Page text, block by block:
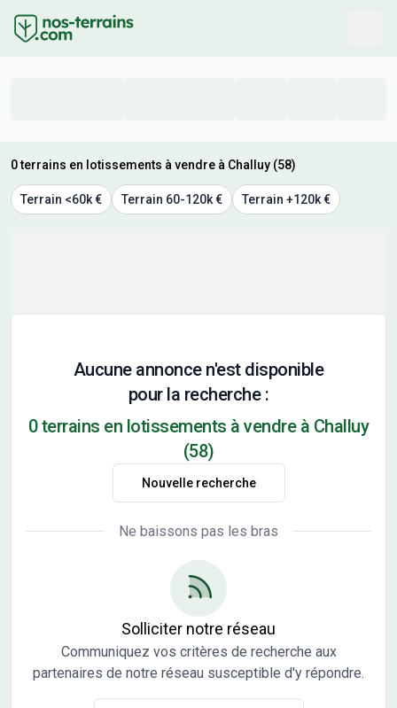
0 terrains en lotissements à vendre à Challuy (58)
Terrain <60k € Terrain 60-120k € Terrain +120k €
Aucune annonce n'est disponible
pour la recherche :
0 terrains en lotissements à vendre à Challuy
(58)
Nouvelle recherche
Ne baissons pas les bras
Solliciter notre réseau
Communiquez vos critères de recherche aux
partenaires de notre réseau susceptible d'y répondre.